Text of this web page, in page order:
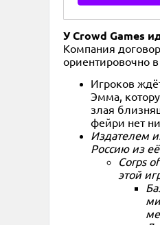
Предзаказ 2
Bushido. Ronin
У Crowd Games
Компания
ориентировочно в
Игроков
Эмма,
злая
фейри нет
Издателем
Россию из
Corps
этой